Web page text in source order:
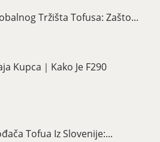
Tržišta Tofusa: Zašto...
Kupca｜Kako Je F290
Tofua Iz Slovenije:...